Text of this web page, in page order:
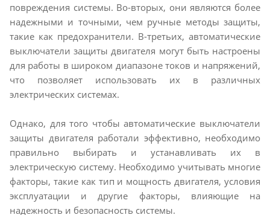
повреждения системы. Во-вторых, они являются более
надежными и точными, чем ручные методы защиты,
такие как предохранители. В-третьих, автоматические
выключатели защиты двигателя могут быть настроены
для работы в широком диапазоне токов и напряжений,
что позволяет использовать их в различных
электрических системах.
Однако, для того чтобы автоматические выключатели
защиты двигателя работали эффективно, необходимо
правильно выбирать и устанавливать их в
электрическую систему. Необходимо учитывать многие
факторы, такие как тип и мощность двигателя, условия
эксплуатации и другие факторы, влияющие на
надежность и безопасность системы.